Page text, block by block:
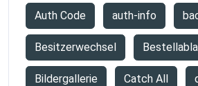
Auth Code auth-info
Besitzerwechsel
Bildergallerie Catch All